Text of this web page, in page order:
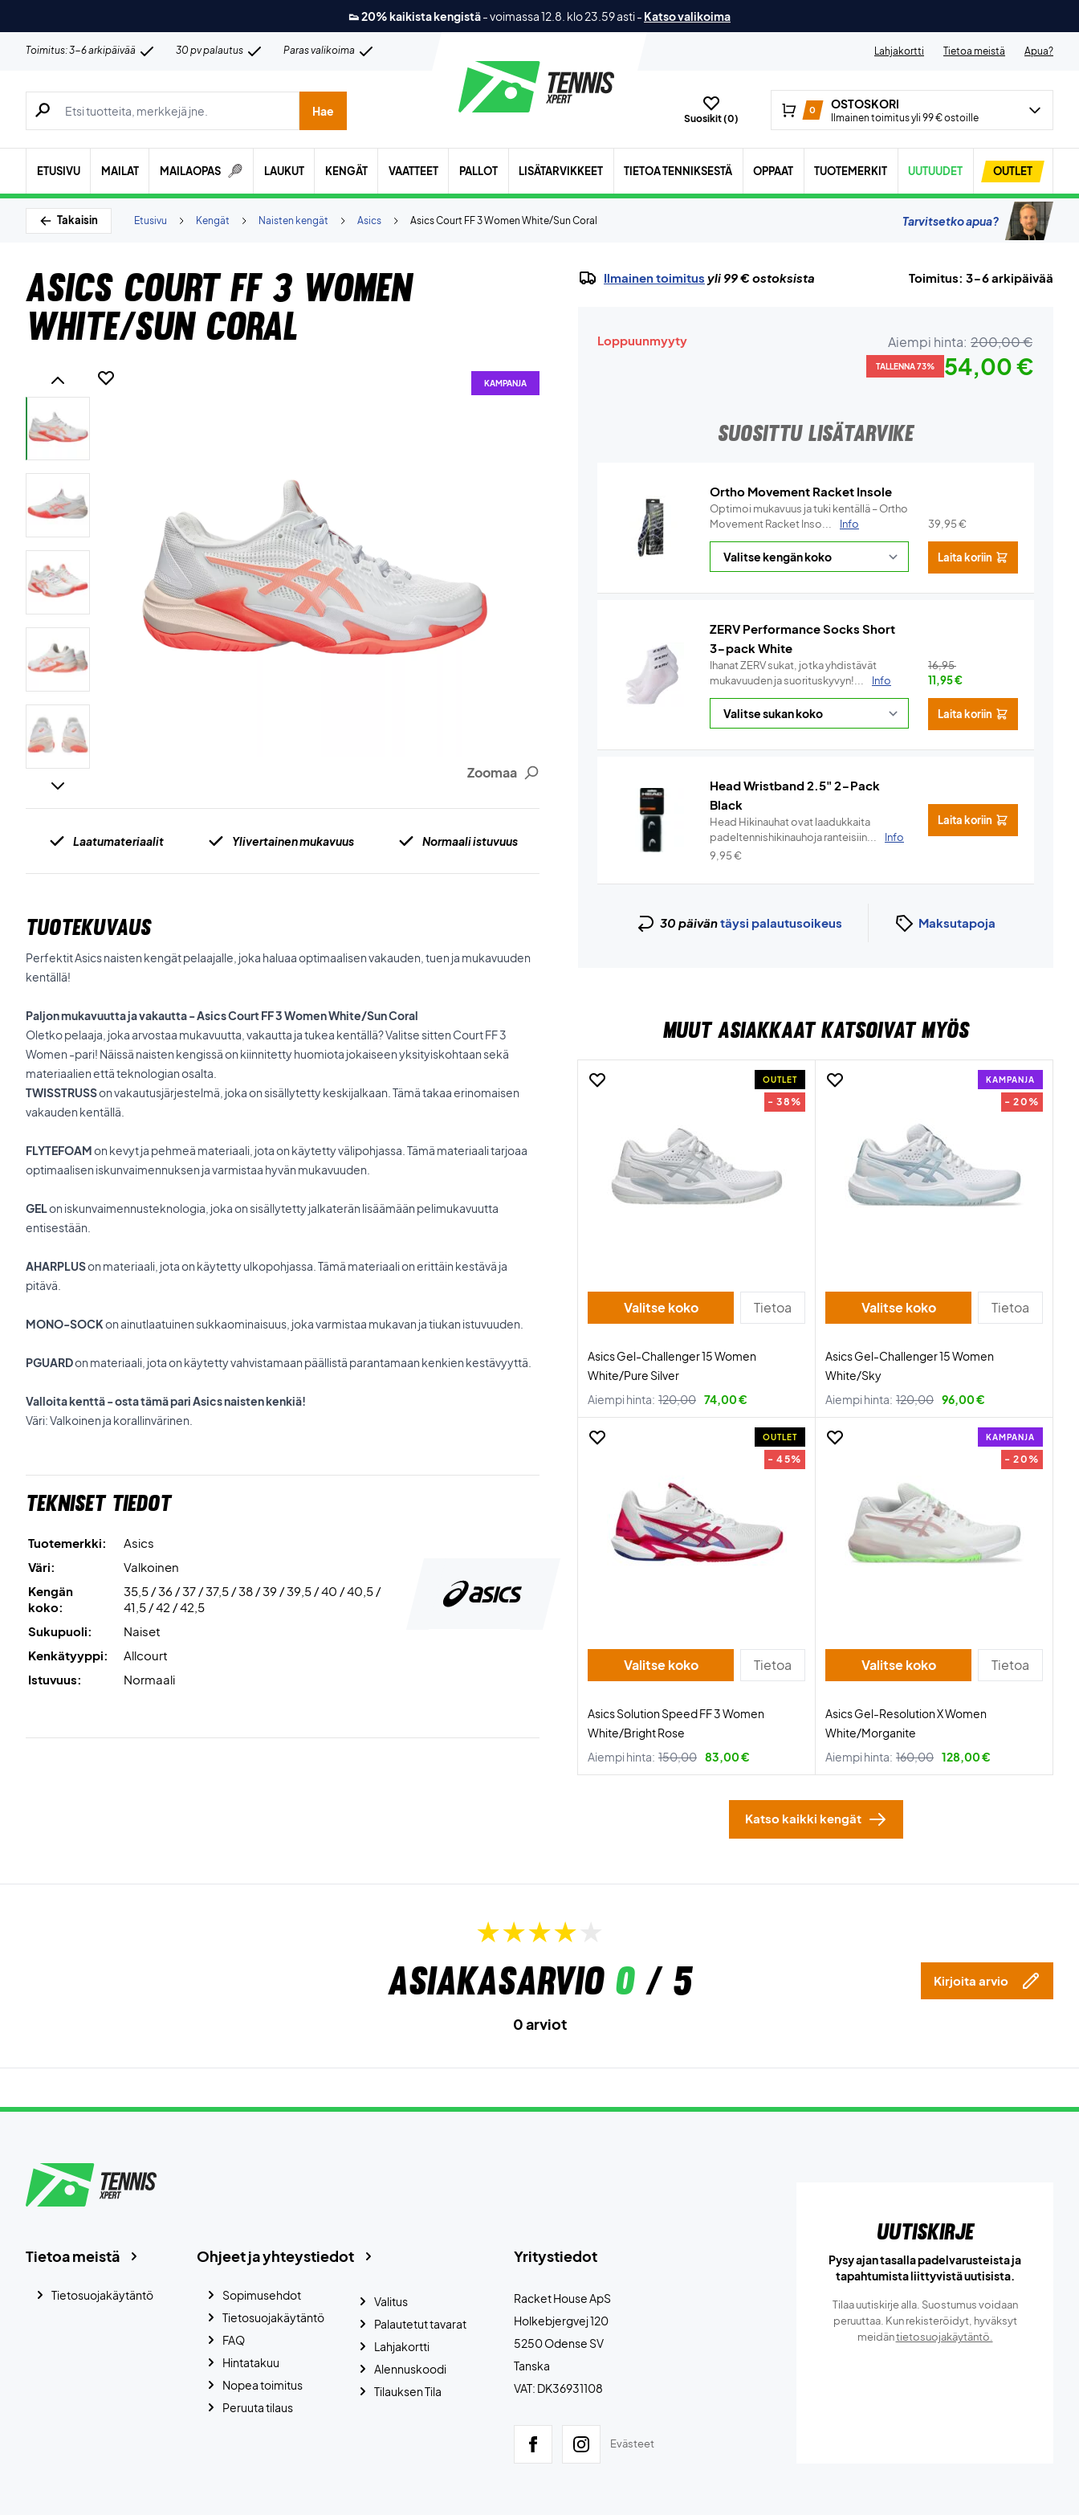
👟 20% kaikista kengistä-voimassa 12.8. klo 23.59 asti- Katso valikoima
Toimitus: 3-6 arkipäivää 30 pv palautus Paras valikoima Lahjakortti Tietoa meistä Apua?
Hae tuotteita, merkkejä jne.
Hae
Suosikit (0)
0 OSTOSKORI
Ilmainen toimitus yli 99 € ostoille
ETUSIVU MAILAT MAILAOPAS LAUKUT KENGÄT VAATTEET PALLOT LISÄTARVIKKEET TIETOA TENNIKSESTÄ OPPAAT TUOTEMERKIT UUTUUDET OUTLET
Takaisin Asics Court FF 3 Women White/Sun Coral
Asics
Naisten kengät
Kengät
Etusivu Tarvitsetko apua?
Asics Court FF 3 Women
White/Sun Coral
Zoomaa
KAMPANJA
Laatumateriaalit Ylivertainen mukavuus Normaali istuvuus
TUOTEKUVAUS
Perfektit Asics naisten kengät pelaajalle, joka haluaa optimaalisen vakauden, tuen ja mukavuuden
kentällä!
Paljon mukavuutta ja vakautta - Asics Court FF 3 Women White/Sun Coral
Oletko pelaaja, joka arvostaa mukavuutta, vakautta ja tukea kentällä? Valitse sitten Court FF 3
Women -pari! Näissä naisten kengissä on kiinnitetty huomiota jokaiseen yksityiskohtaan sekä
materiaalien että teknologian osalta.
TWISSTRUSSon vakautusjärjestelmä, joka on sisällytetty keskijalkaan. Tämä takaa erinomaisen
vakauden kentällä.
FLYTEFOAMon kevyt ja pehmeä materiaali, jota on käytetty välipohjassa. Tämä materiaali tarjoaa
optimaalisen iskunvaimennuksen ja varmistaa hyvän mukavuuden.
GELon iskunvaimennusteknologia, joka on sisällytettyjalkaterän lisäämään pelimukavuutta
entisestään.
AHARPLUSon materiaali, jota on käytetty ulkopohjassa. Tämä materiaali on erittäin kestävä ja
pitävä.
MONO-SOCKon ainutlaatuinen sukkaominaisuus, joka varmistaa mukavan ja tiukan istuvuuden.
PGUARDon materiaali, jota on käytetty vahvistamaan päällistä parantamaan kenkien kestävyyttä.
Valloita kenttä - osta tämä pari Asics naisten kenkiä!
Väri: Valkoinen ja korallinvärinen.
Tekniset tiedot
Tuotemerkki:
Asics
Väri:
Valkoinen
Kengän
koko:
35,5 / 36 / 37 / 37,5 / 38 / 39 / 39,5 / 40 / 40,5 /
41,5 / 42 / 42,5
Sukupuoli:
Naiset
Kenkätyyppi:
Allcourt
Istuvuus:
Normaali
Ilmainen toimitus yli 99 € ostoksista Toimitus: 3-6 arkipäivää
Loppuunmyyty Aiempi hinta: 200,00 €
TALLENNA 73% 54,00 €
SUOSITTU LISÄTARVIKE
Ortho Movement Racket Insole
Optimoi mukavuus ja tuki kentällä – Ortho
Movement Racket Inso...
Info 39,95€
Laita koriin
ZERV Performance Socks Short
3-pack White
Ihanat ZERV sukat, jotka yhdistävät
mukavuuden ja suorituskyvyn!...
Info
16,95
11,95€
Laita koriin
Head Wristband 2.5" 2-Pack
Black
Head Hikinauhat ovat laadukkaita
padeltennishikinauhoja ranteisiin...
Info
9,95€
Laita koriin
30 päiväntäysi palautusoikeus Maksutapoja
MUUT ASIAKKAAT KATSOIVAT MYÖS
OUTLET
- 38%
Valitse koko Tietoa
Asics Gel-Challenger 15 Women
White/Pure Silver
Aiempi hinta: 120,00 74,00 €
KAMPANJA
- 20%
Valitse koko Tietoa
Asics Gel-Challenger 15 Women
White/Sky
Aiempi hinta: 120,00 96,00 €
OUTLET
- 45%
Valitse koko Tietoa
Asics Solution Speed FF 3 Women
White/Bright Rose
Aiempi hinta: 150,00 83,00 €
KAMPANJA
- 20%
Valitse koko Tietoa
Asics Gel-Resolution X Women
White/Morganite
Aiempi hinta: 160,00 128,00 €
Katso kaikki kengät
Asiakasarvio 0/ 5 Kirjoita arvio
0 arviot
Yritystiedot
Racket House ApS
Holkebjergvej 120
5250 Odense SV
Tanska
VAT: DK36931108
Evästeet
Ohjeet ja yhteystiedot
Sopimusehdot
Tietosuojakäytäntö
FAQ
Hintatakuu
Nopea toimitus
Peruuta tilaus
Valitus
Palautetut tavarat
Lahjakortti
Alennuskoodi
Tilauksen Tila
Tietoa meistä
Tietosuojakäytäntö
Uutiskirje
Pysy ajan tasalla padelvarusteista ja
tapahtumista liittyvistä uutisista.
Tilaa uutiskirje alla. Suostumus voidaan
peruuttaa. Kun rekisteröidyt, hyväksyt
meidäntietosuojakäytäntö.